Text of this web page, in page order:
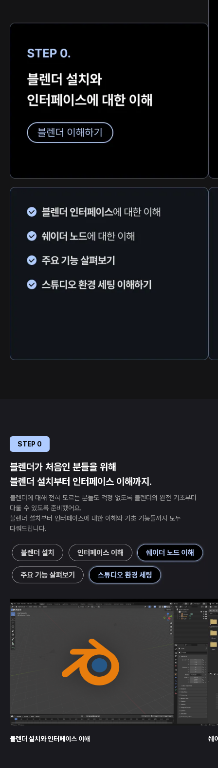
STEP 0
블렌더가 처음인 분들을 위해
블렌더 설치부터 인터페이스 이해까지.
블렌더에 대해 전혀 모르는 분들도 걱정 없도록 블렌더의 완전 기초부터
다룰 수 있도록 준비했어요.
블렌더 설치부터 인터페이스에 대한 이해와 기초 기능들까지 모두
다뤄드립니다.
블렌더 설치와 인터페이스 이해 쉐